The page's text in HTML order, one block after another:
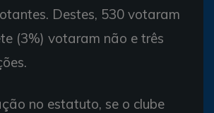
Destes, 530 votaram
(3%) votaram não e três
no estatuto, se o clube